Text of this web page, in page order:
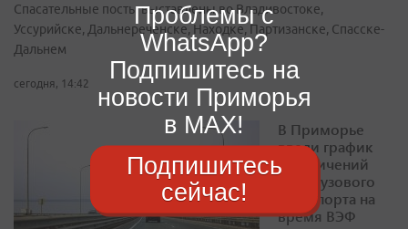
Спасательные посты выставлены во Владивостоке,
Уссурийске, Дальнереченске, Находке, Партизанске, Спасске-
Дальнем
сегодня, 14:42
В Приморье
ввели график
ограничений
для грузового
транспорта на
время ВЭФ
Проблемы с
WhatsApp?
Подпишитесь на
новости Приморья
в MAX!
Подпишитесь
сейчас!